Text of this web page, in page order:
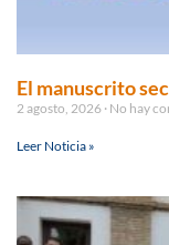
El manuscrito
2 agosto, 2026 No hay
Leer Noticia »